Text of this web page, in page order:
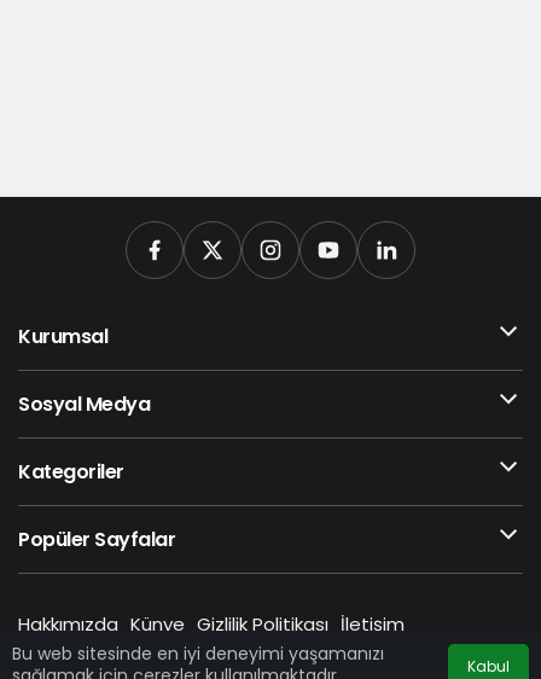
Bu web sitesinde en iyi deneyimi yaşamanızı
Kabul
Kurumsal
Sosyal Medya
Kategoriler
Popüler Sayfalar
Hakkımızda Künye Gizlilik Politikası İletişim
A24 HABER © Telif Hakkı 2026, Tüm Hakları Saklıdır